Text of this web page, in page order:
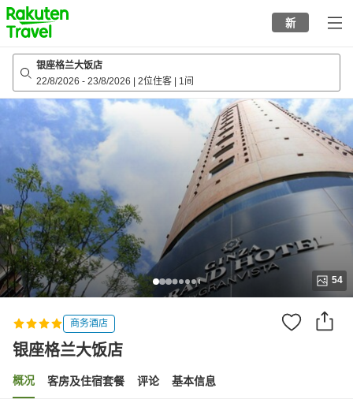
to
top
page
新
银座格兰大饭店
22/8/2026 - 23/8/2026 2位住客 1间
54
商务酒店
银座格兰大饭店
概况 客房及住宿套餐 评论 基本信息